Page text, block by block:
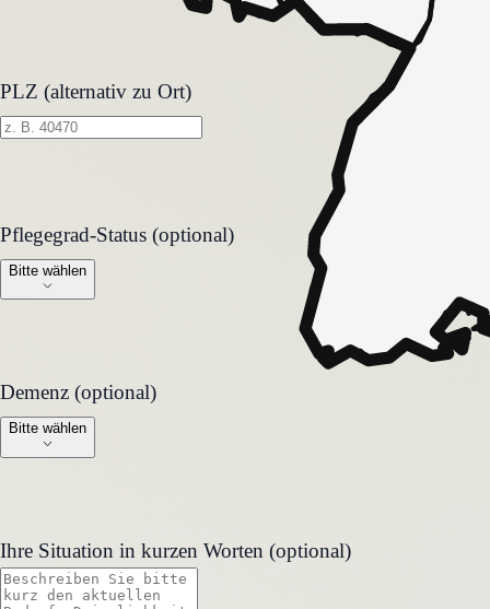
PLZ (alternativ zu Ort)
Pflegegrad-Status (optional)
Pflegegrad-Status (optional)
Bitte wählen
Demenz (optional)
Demenz (optional)
Bitte wählen
Ihre Situation in kurzen Worten (optional)